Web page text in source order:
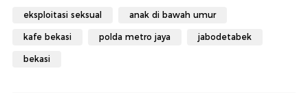
eksploitasi seksual anak di bawah umur
kafe bekasi polda metro jaya jabodetabek
bekasi